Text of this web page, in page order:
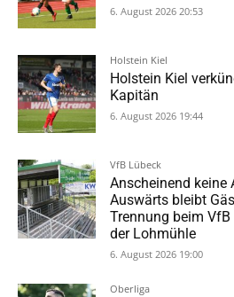
6. August 2026 20:53
Holstein Kiel
Holstein Kiel
Kapitän
6. August 2026 19:44
VfB Lübeck
Anscheinend keine
Auswärts bleibt
Trennung beim
der Lohmühle
6. August 2026 19:00
Oberliga